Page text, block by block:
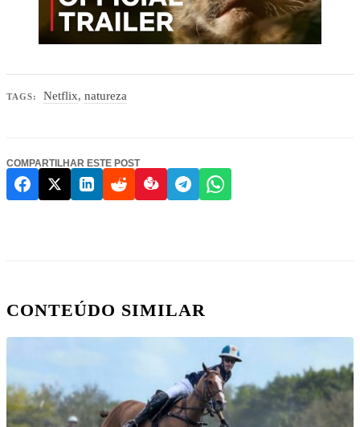
TAGS: Netflix,natureza
COMPARTILHAR ESTE POST
CONTEÚDO SIMILAR